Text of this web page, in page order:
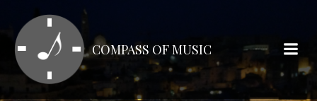
テ
ン
ツ
COMPASS OF MUSIC